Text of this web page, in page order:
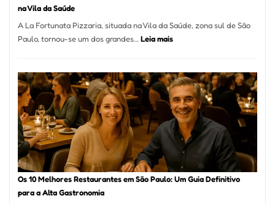
na Vila da Saúde
A La Fortunata Pizzaria, situada na Vila da Saúde, zona sul de São
Paulo, tornou-se um dos grandes…Leia mais:
Pizzaria:
tradição
em
pizza
artesanal
forno
à
Os 10 Melhores Restaurantes em São Paulo: Um Guia Definitivo
para a Alta Gastronomia